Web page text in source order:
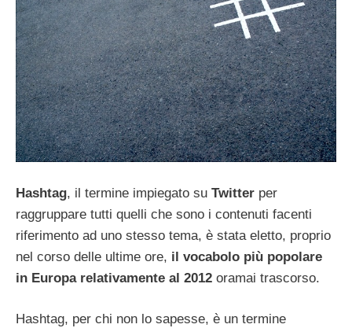
Hashtag, il termine impiegato su Twitter per
raggruppare tutti quelli che sono i contenuti facenti
riferimento ad uno stesso tema, è stata eletto, proprio
nel corso delle ultime ore, il vocabolo più popolare
in Europa relativamente al 2012 oramai trascorso.
Hashtag, per chi non lo sapesse, è un termine